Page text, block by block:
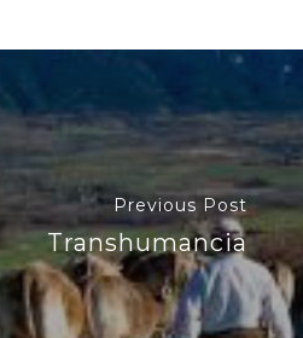
Previous Post
Transhumancia